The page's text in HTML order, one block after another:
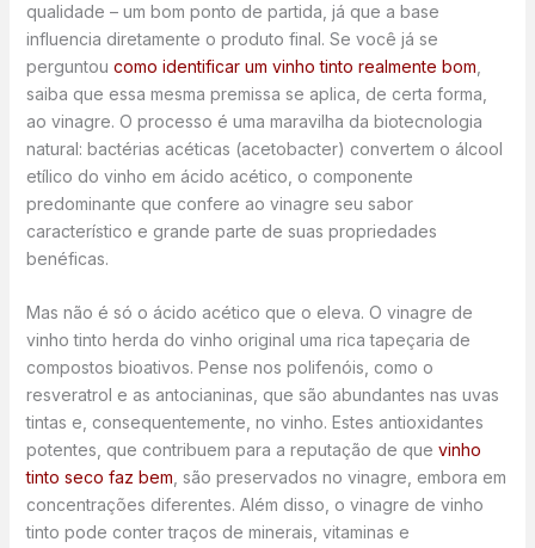
qualidade – um bom ponto de partida, já que a base
influencia diretamente o produto final. Se você já se
perguntou como identificar um vinho tinto realmente bom
saiba que essa mesma premissa se aplica, de certa forma,
ao vinagre. O processo é uma maravilha da biotecnologia
natural: bactérias acéticas (acetobacter) convertem o álcool
etílico do vinho em ácido acético, o componente
predominante que confere ao vinagre seu sabor
característico e grande parte de suas propriedades
benéficas.
Mas não é só o ácido acético que o eleva. O vinagre de
vinho tinto herda do vinho original uma rica tapeçaria de
compostos bioativos. Pense nos polifenóis, como o
resveratrol e as antocianinas, que são abundantes nas uvas
tintas e, consequentemente, no vinho. Estes antioxidantes
potentes, que contribuem para a reputação de que vinho
tinto seco faz bem, são preservados no vinagre, embora em
concentrações diferentes. Além disso, o vinagre de vinho
tinto pode conter traços de minerais, vitaminas e